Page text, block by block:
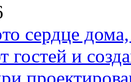
сердце дома,
гостей и